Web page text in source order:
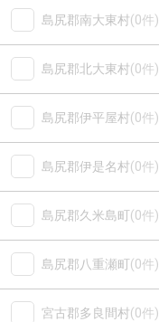
島尻郡南大東村(0件)
島尻郡北大東村(0件)
島尻郡伊平屋村(0件)
島尻郡伊是名村(0件)
島尻郡久米島町(0件)
島尻郡八重瀬町(0件)
宮古郡多良間村(0件)